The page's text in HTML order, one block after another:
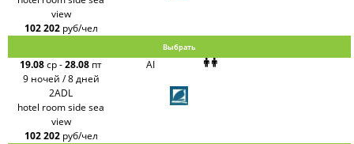
view
102 202 руб/чел
Выбрать
19.08ср-28.08 пт
9 ночей / 8 дней
AI
2ADL
hotel room side sea
view
102 202 руб/чел